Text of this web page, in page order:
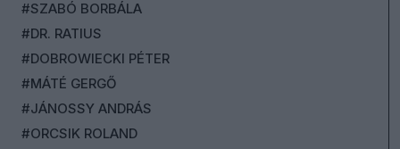
#SZABÓ BORBÁLA
#DR. RATIUS
#DOBROWIECKI PÉTER
#MÁTÉ GERGŐ
#JÁNOSSY ANDRÁS
#ORCSIK ROLAND